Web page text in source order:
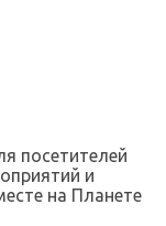
посетителей
и
на Планете